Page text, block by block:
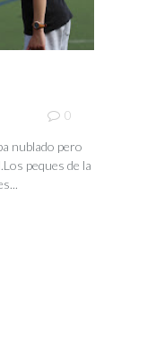
0
nublado pero
peques de la